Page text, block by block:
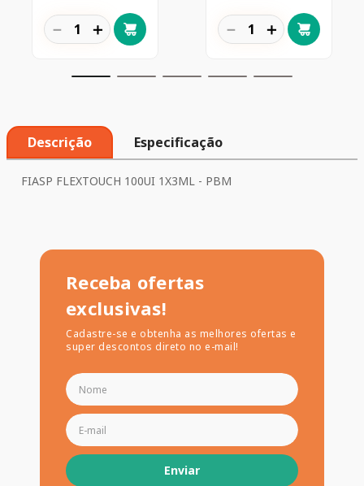
＋
－ ＋
－
Descrição Especificação
FIASP FLEXTOUCH 100UI 1X3ML - PBM
Receba ofertas
exclusivas!
Cadastre-se e obtenha as melhores ofertas e
super descontos direto no e-mail!
Enviar